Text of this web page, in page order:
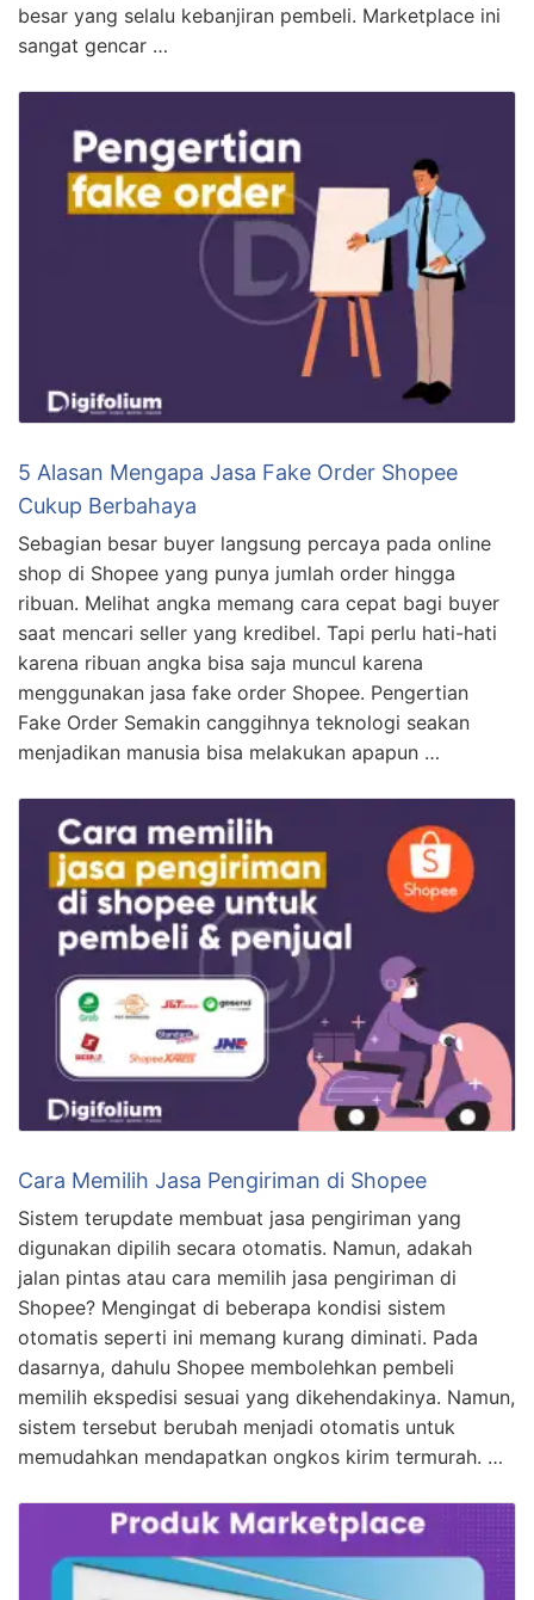
besar yang selalu kebanjiran pembeli. Marketplace ini
sangat gencar …
5 Alasan Mengapa Jasa Fake Order Shopee
Cukup Berbahaya
Sebagian besar buyer langsung percaya pada online
shop di Shopee yang punya jumlah order hingga
ribuan. Melihat angka memang cara cepat bagi buyer
saat mencari seller yang kredibel. Tapi perlu hati-hati
karena ribuan angka bisa saja muncul karena
menggunakan jasa fake order Shopee. Pengertian
Fake Order Semakin canggihnya teknologi seakan
menjadikan manusia bisa melakukan apapun …
Cara Memilih Jasa Pengiriman di Shopee
Sistem terupdate membuat jasa pengiriman yang
digunakan dipilih secara otomatis. Namun, adakah
jalan pintas atau cara memilih jasa pengiriman di
Shopee? Mengingat di beberapa kondisi sistem
otomatis seperti ini memang kurang diminati. Pada
dasarnya, dahulu Shopee membolehkan pembeli
memilih ekspedisi sesuai yang dikehendakinya. Namun,
sistem tersebut berubah menjadi otomatis untuk
memudahkan mendapatkan ongkos kirim termurah. …